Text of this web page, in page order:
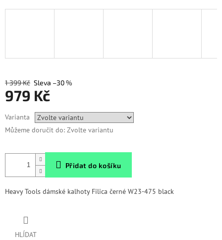
1 399 Kč –30 %
979 Kč
cena:
Varianta
Můžeme doručit do: Zvolte variantu
Přidat do košíku
Heavy Tools dámské kalhoty Filica černé W23-475 black
HLÍDAT